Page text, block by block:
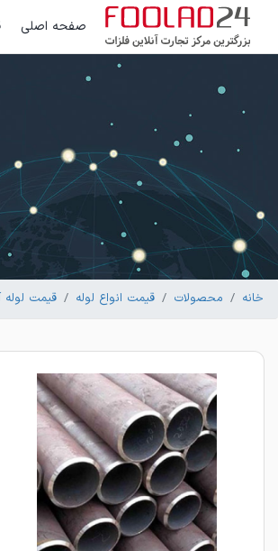
صفحه اصلی
خانه محصولات قیمت انواع لوله قیمت لوله